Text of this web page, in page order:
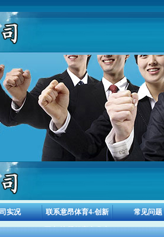
实况 联系意昂体育4-创新
平台,注册畅享文化之
常见问题